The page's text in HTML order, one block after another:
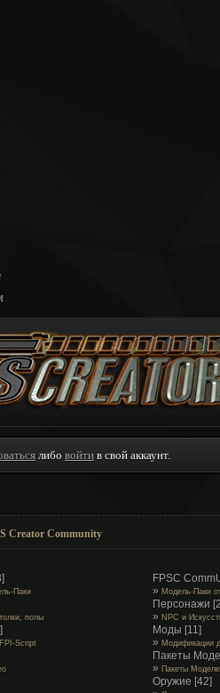
либо войти в свой аккаунт.
Creator Community
Паки
FPSC
» Модель-Паки
полы
Персонажи
» NPC и
Script
Моды [11]
» Модификации
Пакеты
» Пакеты
Оружие [42]